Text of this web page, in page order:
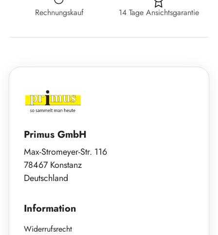
Rechnungskauf 14 Tage Ansichtsgarantie
Primus GmbH
Max-Stromeyer-Str. 116
78467 Konstanz
Deutschland
Information
Widerrufsrecht